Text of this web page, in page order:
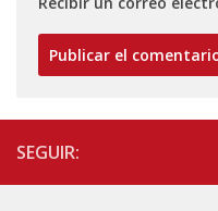
SEGUIR: